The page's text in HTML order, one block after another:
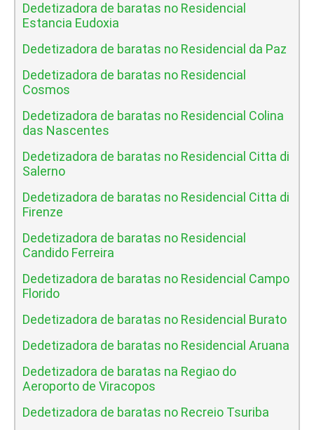
Dedetizadora de baratas no Residencial
Estancia Eudoxia
Dedetizadora de baratas no Residencial da Paz
Dedetizadora de baratas no Residencial
Cosmos
Dedetizadora de baratas no Residencial Colina
das Nascentes
Dedetizadora de baratas no Residencial Citta di
Salerno
Dedetizadora de baratas no Residencial Citta di
Firenze
Dedetizadora de baratas no Residencial
Candido Ferreira
Dedetizadora de baratas no Residencial Campo
Florido
Dedetizadora de baratas no Residencial Burato
Dedetizadora de baratas no Residencial Aruana
Dedetizadora de baratas na Regiao do
Aeroporto de Viracopos
Dedetizadora de baratas no Recreio Tsuriba